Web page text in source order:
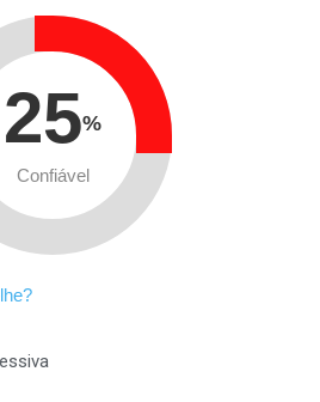
25%
Confiável